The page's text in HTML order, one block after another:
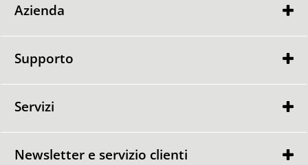
Azienda
GARANZIA
Supporto
Servizi
Newsletter e servizio clienti